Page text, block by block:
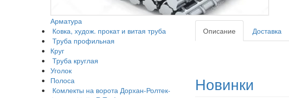
Арматура
Ковка, худож. прокат и витая труба
Труба профильная
Круг
Труба круглая
Уголок
Полоса
Комлекты на ворота Дорхан-Ролтек-
Описание
Доставка
Новинки